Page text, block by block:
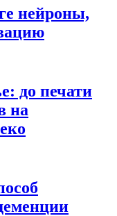
нейроны,
до печати
на